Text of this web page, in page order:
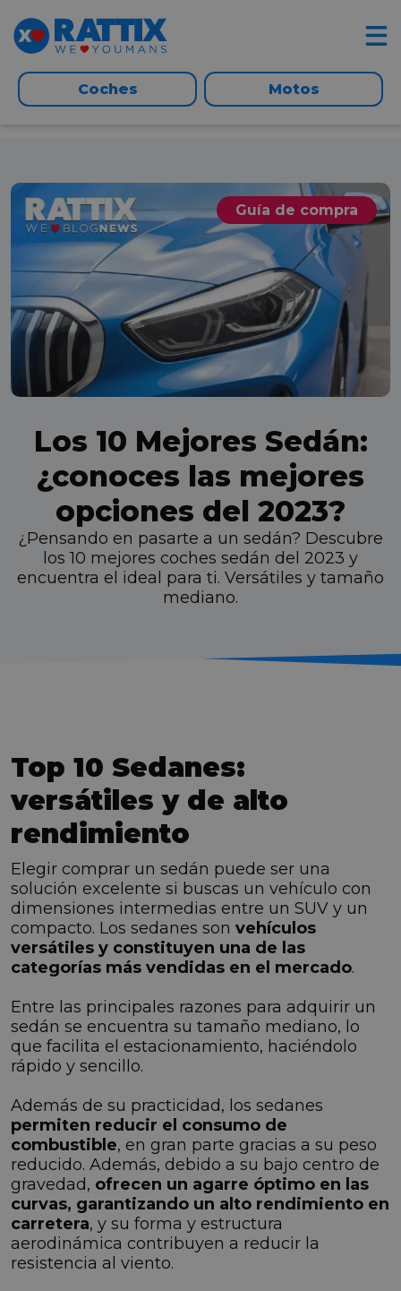
Coches Motos
Guía de compra
Los 10 Mejores Sedán:
¿conoces las mejores
opciones del 2023?
¿Pensando en pasarte a un sedán? Descubre
los 10 mejores coches sedán del 2023 y
encuentra el ideal para ti. Versátiles y tamaño
mediano.
Top 10 Sedanes:
versátiles y de alto
rendimiento
Elegir comprar un sedán puede ser una
solución excelente si buscas un vehículo con
dimensiones intermedias entre un SUV y un
compacto. Los sedanes son vehículos
versátiles y constituyen una de las
categorías más vendidas en el mercado.
Entre las principales razones para adquirir un
sedán se encuentra su tamaño mediano, lo
que facilita el estacionamiento, haciéndolo
rápido y sencillo.
Además de su practicidad, los sedanes
permiten reducir el consumo de
combustible, en gran parte gracias a su peso
reducido. Además, debido a su bajo centro de
gravedad, ofrecen un agarre óptimo en las
curvas, garantizando un alto rendimiento en
carretera, y su forma y estructura
aerodinámica contribuyen a reducir la
resistencia al viento.